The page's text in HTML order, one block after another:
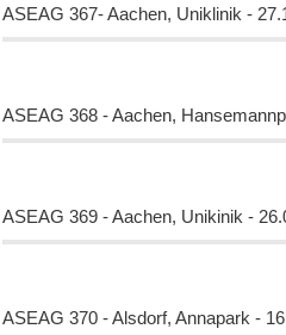
ASEAG 367- Aachen, Uniklinik -
ASEAG 368 - Aachen,
ASEAG 369 - Aachen, Unikinik -
ASEAG 370 - Alsdorf, Annapark -